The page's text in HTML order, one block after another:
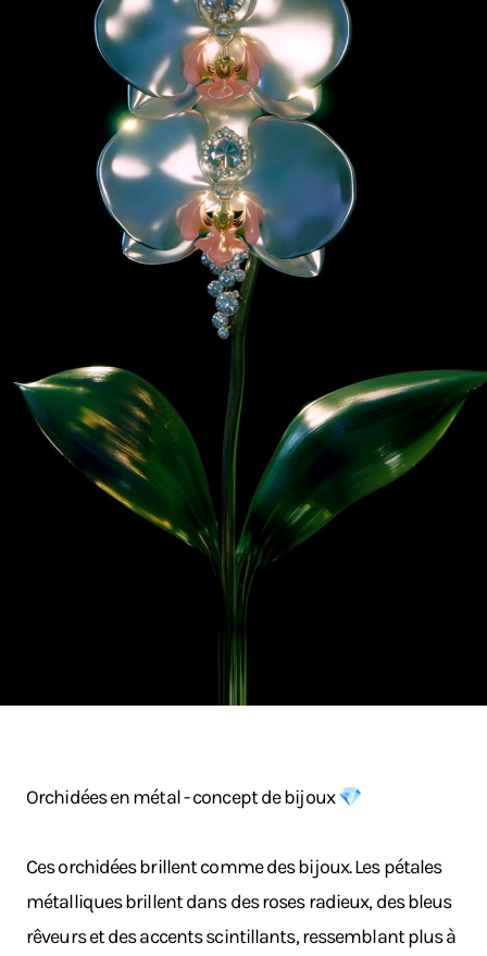
Orchidées en métal - concept de bijoux 💎
Ces orchidées brillent comme des bijoux. Les pétales
métalliques brillent dans des roses radieux, des bleus
rêveurs et des accents scintillants, ressemblant plus à